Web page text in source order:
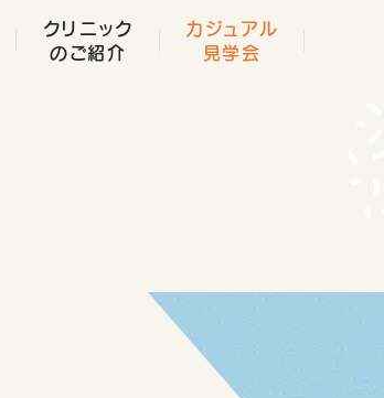
クリニック
のご紹介
カジュアル
見学会